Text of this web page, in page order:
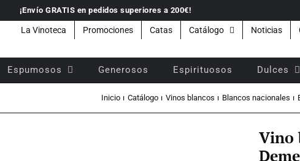
¡Envío GRATIS en pedidos superiores a 200€!
La Vinoteca Promociones Catas Catálogo Noticias
Espumosos Generosos Espirituosos Dulces
Inicio Catálogo Vinos blancos Blancos nacionales
Vino